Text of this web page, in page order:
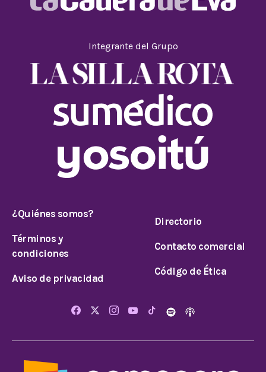
Integrante del Grupo
¿Quiénes somos?
Términos y
condiciones
Aviso de privacidad
Directorio
Contacto comercial
Código de Ética